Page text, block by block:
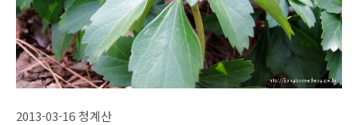
2013-03-16 청계산